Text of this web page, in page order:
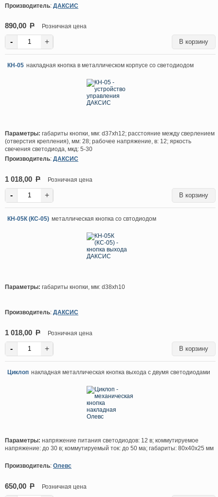
Производитель: ДАКСИС
890,00 P Розничная цена
- +
КН-05 накладная кнопка в металлическом корпусе со светодиодом
Параметры: габариты кнопки, мм: d37хh12; расстояние между сверлением
(отверстия крепления), мм: 28; рабочее напряжение, в: 12; яркость
свечения светодиода, мкд: 5-30
Производитель: ДАКСИС
1 018,00 P Розничная цена
- +
КН-05К (КС-05) металлическая кнопка со свтодиодом
Параметры: габариты кнопки, мм: d38хh10
Производитель: ДАКСИС
1 018,00 P Розничная цена
- +
Циклоп накладная металлическая кнопка выхода с двумя светодиодами
Параметры: напряжение питания светодиодов: 12 в; коммутируемое
напряжение: до 30 в; коммутируемый ток: до 50 ма; габариты: 80х40х25 мм
Производитель: Олевс
650,00 P Розничная цена